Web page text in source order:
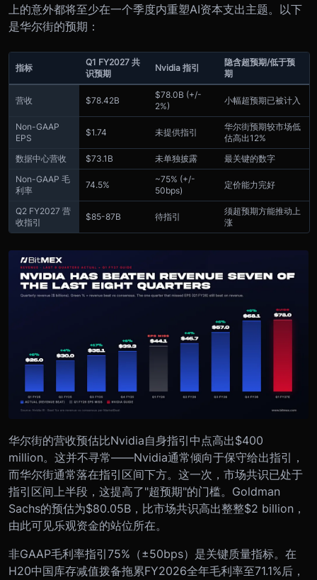
上的意外都将至少在一个季度内重塑AI资本支出主题。以下
是华尔街的预期：
指标
Q1 FY2027 共
识预期
Nvidia 指引
隐含超预期/低于预
期
营收 $78.42B
$78.0B (+/-
2%)
小幅超预期已被计入
Non-GAAP
EPS
$1.74 未提供指引
华尔街预期较市场低
估高出12%
数据中心营收
$73.1B 未单独披露
最关键的数字
Non-GAAP 毛
利率
74.5%
~75% (+/-
50bps)
定价能力完好
Q2 FY2027 营
收指引
$85-87B 待指引
须超预期方能推动上
涨
华尔街的营收预估比Nvidia自身指引中点高出$400
million。这并不寻常——Nvidia通常倾向于保守给出指引，
而华尔街通常落在指引区间下方。这一次，市场共识已处于
指引区间上半段，这提高了"超预期"的门槛。Goldman
Sachs的预估为$80.05B，比市场共识高出整整$2 billion，
由此可见乐观资金的站位所在。
非GAAP毛利率指引75%（±50bps）是关键质量指标。在
H20中国库存减值拨备拖累FY2026全年毛利率至71.1%后，